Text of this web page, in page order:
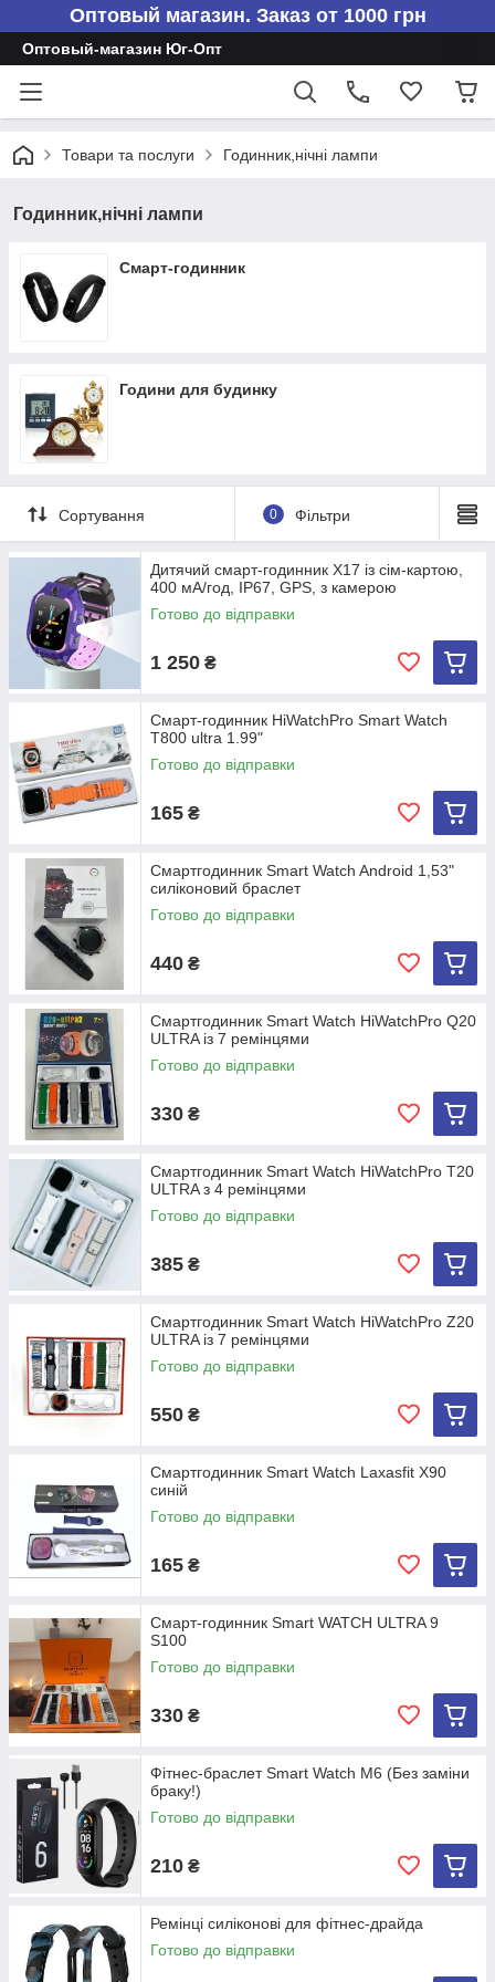
Оптовый магазин. Заказ от 1000 грн
Оптовый-магазин Юг-Опт
Товари та послуги Годинник,нічні лампи
Годинник,нічні лампи
Смарт-годинник
Години для будинку
Сортування 0 Фільтри
Дитячий смарт-годинник X17 із сім-картою,
400 мА/год, IP67, GPS, з камерою
Готово до відправки
1 250 ₴
Смарт-годинник HiWatchPro Smart Watch
T800 ultra 1.99"
Готово до відправки
165 ₴
Смартгодинник Smart Watch Android 1,53"
силіконовий браслет
Готово до відправки
440 ₴
Смартгодинник Smart Watch HiWatchPro Q20
ULTRA із 7 ремінцями
Готово до відправки
330 ₴
Смартгодинник Smart Watch HiWatchPro T20
ULTRA з 4 ремінцями
Готово до відправки
385 ₴
Смартгодинник Smart Watch HiWatchPro Z20
ULTRA із 7 ремінцями
Готово до відправки
550 ₴
Смартгодинник Smart Watch Laxasfit X90
синій
Готово до відправки
165 ₴
Смарт-годинник Smart WATCH ULTRA 9
S100
Готово до відправки
330 ₴
Фітнес-браслет Smart Watch M6 (Без заміни
браку!)
Готово до відправки
210 ₴
Ремінці силіконові для фітнес-драйда
Готово до відправки